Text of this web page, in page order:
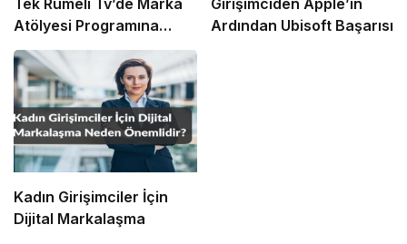
Tek Rumeli Tv’de Marka
Atölyesi Programına
Konuk Oldu
Girişimciden Apple’ın
Ardından Ubisoft Başarısı
Kadın Girişimciler İçin
Dijital Markalaşma